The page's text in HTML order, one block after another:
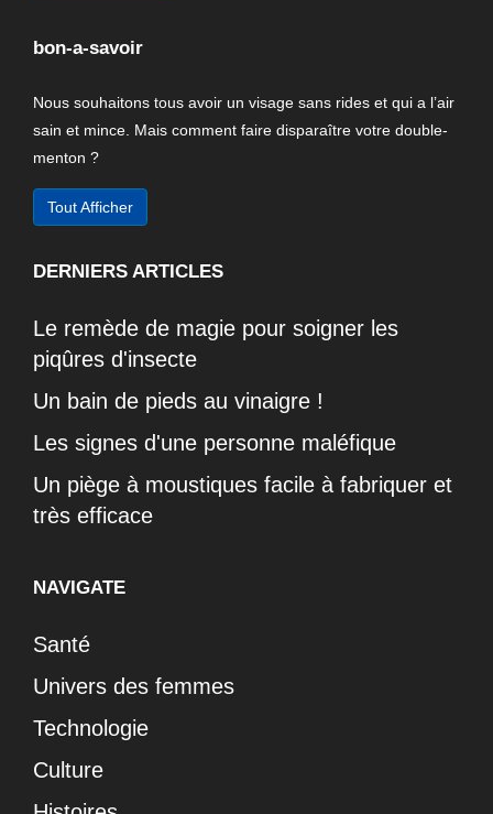
bon-a-savoir
Nous souhaitons tous avoir un visage sans rides et qui a l’air
sain et mince. Mais comment faire disparaître votre double-
menton ?
Tout Afficher
DERNIERS ARTICLES
Le remède de magie pour soigner les
piqûres d'insecte
Un bain de pieds au vinaigre !
Les signes d'une personne maléfique
Un piège à moustiques facile à fabriquer et
très efficace
NAVIGATE
Santé
Univers des femmes
Technologie
Culture